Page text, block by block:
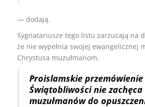
— dodają.
Sygnatariusze tego listu zarzucają na
że nie wypełnia swojej ewangelicznej
Chrystusa muzułmanom.
Proislamskie przemówienie
Świątobliwości nie zachęca
muzułmanów do